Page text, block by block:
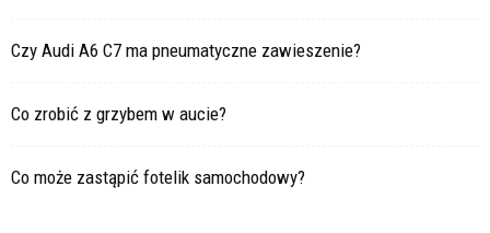
Czy Audi A6 C7 ma pneumatyczne zawieszenie?
Co zrobić z grzybem w aucie?
Co może zastąpić fotelik samochodowy?